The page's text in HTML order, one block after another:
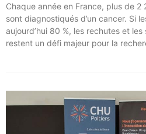
Chaque année en France, plus de
sont diagnostiqués d’un cancer. Si
aujourd’hui 80 %, les rechutes et
restent un défi majeur pour la
cancers pédiatriques.